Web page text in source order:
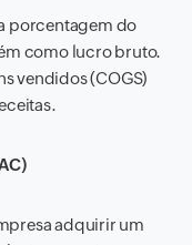
porcentagem do
como lucro bruto.
vendidos (COGS)
adquirir um